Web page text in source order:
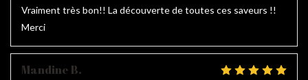
Vraiment très bon!! La découverte de toutes ces saveurs !!
Merci
Mandine B